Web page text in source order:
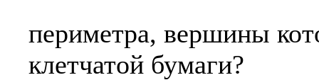
периметра, вершины
клетчатой бумаги?